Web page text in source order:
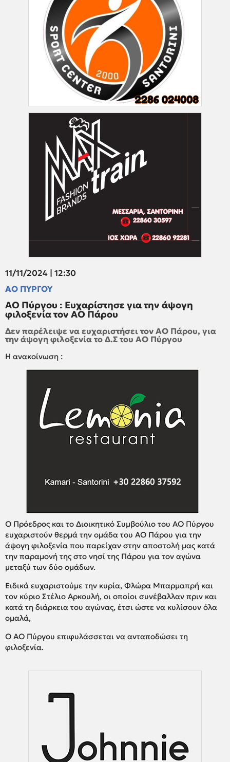
11/11/2024 | 12:30
ΑΟ ΠΥΡΓΟΥ
ΑΟ Πύργου : Ευχαρίστησε για την άψογη
φιλοξενία τον ΑΟ Πάρου
Δεν παρέλειψε να ευχαριστήσει τον ΑΟ Πάρου, για
την άψογη φιλοξενία το Δ.Σ του ΑΟ Πύργου
Η ανακοίνωση :
Ο Πρόεδρος και το Διοικητικό Συμβούλιο του ΑΟ Πύργου
ευχαριστούν θερμά την ομάδα του ΑΟ Πάρου για την
άψογη φιλοξενία που παρείχαν στην αποστολή μας κατά
την παραμονή της στο νησί της Πάρου για τον αγώνα
μεταξύ των δύο ομάδων.
Ειδικά ευχαριστούμε την κυρία, Φλώρα Μπαρμαπρή και
τον κύριο Στέλιο Αρκουλή, οι οποίοι συνέβαλλαν πριν και
κατά τη διάρκεια του αγώνας, έτσι ώστε να κυλίσουν όλα
ομαλά,
Ο ΑΟ Πύργου επιφυλάσσεται να ανταποδώσει τη
φιλοξενία.